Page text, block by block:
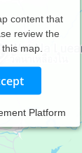
content that
review the
map.
Platform